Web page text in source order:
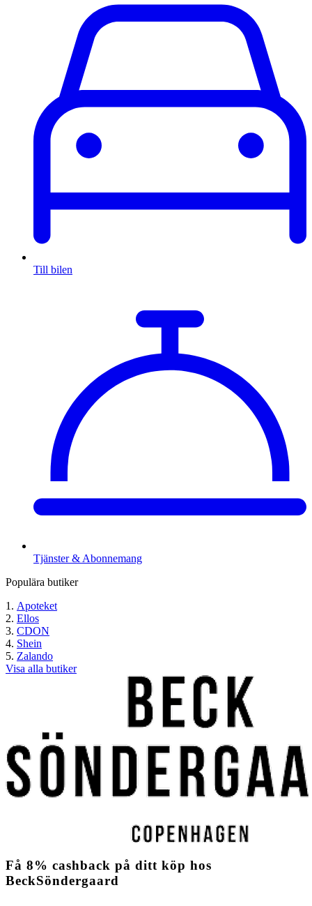
Till bilen
Tjänster & Abonnemang
Populära butiker
Apoteket
Ellos
CDON
Shein
Zalando
Visa alla butiker
Få 8% cashback på ditt köp hos
BeckSöndergaard